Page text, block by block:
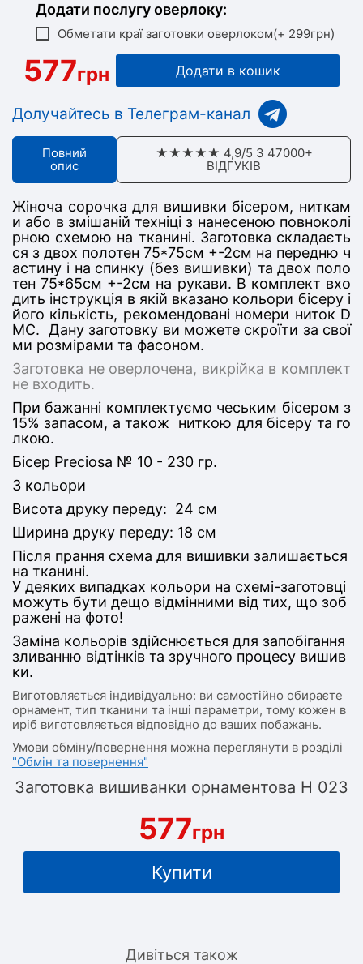
Додати послугу оверлоку:
Обметати краї заготовки оверлоком(+ 299грн)
577грн Додати в кошик
Долучайтесь в Телеграм-канал
Повний
опис
★★★★★ 4,9/5 З 47000+
ВІДГУКІВ
Жіноча сорочка для вишивки бісером, ниткам
и або в змішаній техніці з нанесеною повноколі
рною схемою на тканині. Заготовка складаєть
ся з двох полотен 75*75см +-2см на передню ч
астину і на спинку (без вишивки) та двох поло
тен 75*65см +-2см на рукави. В комплект вхо
дить інструкція в якій вказано кольори бісеру і
його кількість, рекомендовані номери ниток D
MC. Дану заготовку ви можете скроїти за свої
ми розмірами та фасоном.
Заготовка не оверлочена, викрійка в комплект
не входить.
При бажанні комплектуємо чеським бісером з
15% запасом, а також ниткою для бісеру та го
лкою.
Бісер Preciosa № 10 - 230 гр.
3 кольори
Висота друку переду: 24 см
Ширина друку переду: 18 см
Після прання схема для вишивки залишається
на тканині.
У деяких випадках кольори на схемі-заготовці
можуть бути дещо відмінними від тих, що зоб
ражені на фото!
Заміна кольорів здійснюється для запобігання
зливанню відтінків та зручного процесу вишив
ки.
Виготовляється індивідуально: ви самостійно обираєте
орнамент, тип тканини та інші параметри, тому кожен в
иріб виготовляється відповідно до ваших побажань.
Умови обміну/повернення можна переглянути в розділі
"Обмін та повернення"
Заготовка вишиванки орнаментова Н 023
577грн
Купити
Дивіться також